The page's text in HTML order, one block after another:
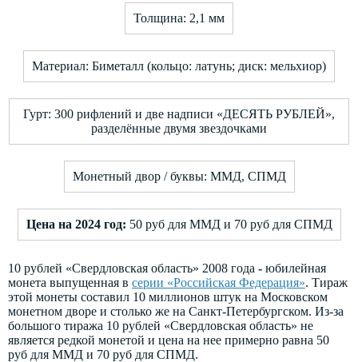
Толщина: 2,1 мм
Материал: Биметалл (кольцо: латунь; диск: мельхиор)
Гурт: 300 рифлений и две надписи «ДЕСЯТЬ РУБЛЕЙ»,
разделённые двумя звездочками
Монетный двор / буквы: ММД, СПМД
Цена на 2024 год: 50 руб для ММД и 70 руб для СПМД
10 рублей «Свердловская область» 2008 года - юбилейная
монета выпущенная в серии «Российская Федерация». Тираж
этой монеты составил 10 миллионов штук на Московском
монетном дворе и столько же на Санкт-Петербургском. Из-за
большого тиража 10 рублей «Свердловская область» не
является редкой монетой и цена на нее примерно равна 50
руб для ММД и 70 руб для СПМД.